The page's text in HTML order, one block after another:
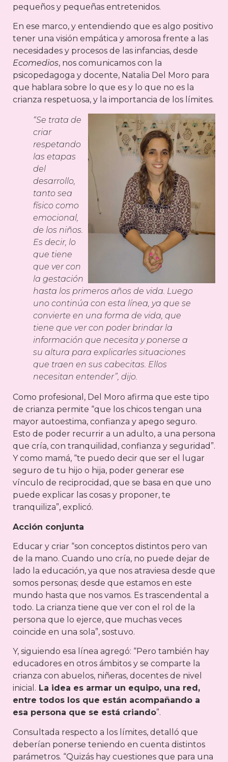
pequeños y pequeñas entretenidos.
En ese marco, y entendiendo que es algo positivo
tener una visión empática y amorosa frente a las
necesidades y procesos de las infancias, desde
Ecomedios, nos comunicamos con la
psicopedagoga y docente, Natalia Del Moro para
que hablara sobre lo que es y lo que no es la
crianza respetuosa, y la importancia de los límites.
“Se trata de
criar
respetando
las etapas
del
desarrollo,
tanto sea
físico como
emocional,
de los niños.
Es decir, lo
que tiene
que ver con
la gestación
hasta los primeros años de vida. Luego
uno continúa con esta línea, ya que se
convierte en una forma de vida, que
tiene que ver con poder brindar la
información que necesita y ponerse a
su altura para explicarles situaciones
que traen en sus cabecitas. Ellos
necesitan entender”, dijo.
Como profesional, Del Moro afirma que este tipo
de crianza permite “que los chicos tengan una
mayor autoestima, confianza y apego seguro.
Esto de poder recurrir a un adulto, a una persona
que cría, con tranquilidad, confianza y seguridad”.
Y como mamá, “te puedo decir que ser el lugar
seguro de tu hijo o hija, poder generar ese
vínculo de reciprocidad, que se basa en que uno
puede explicar las cosas y proponer, te
tranquiliza”, explicó.
Acción conjunta
Educar y criar “son conceptos distintos pero van
de la mano. Cuando uno cría, no puede dejar de
lado la educación, ya que nos atraviesa desde que
somos personas; desde que estamos en este
mundo hasta que nos vamos. Es trascendental a
todo. La crianza tiene que ver con el rol de la
persona que lo ejerce, que muchas veces
coincide en una sola”, sostuvo.
Y, siguiendo esa línea agregó: “Pero también hay
educadores en otros ámbitos y se comparte la
crianza con abuelos, niñeras, docentes de nivel
inicial. La idea es armar un equipo, una red,
entre todos los que están acompañando a
esa persona que se está criando”.
Consultada respecto a los límites, detalló que
deberían ponerse teniendo en cuenta distintos
parámetros. “Quizás hay cuestiones que para una